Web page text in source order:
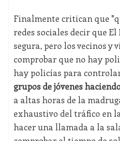
Finalmente critican que
redes sociales decir que
segura, pero los vecinos y
comprobar que no hay
hay policías para
grupos de jóvenes
a altas horas de la
exhaustivo del tráfico en
hacer una llamada a la